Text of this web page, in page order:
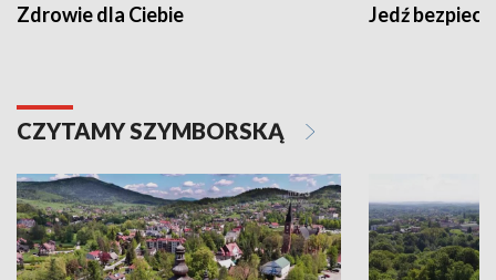
Zdrowie dla Ciebie Jedź
CZYTAMY SZYMBORSKĄ